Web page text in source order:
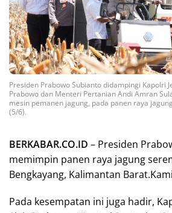
Presiden Prabowo Subianto didampingi Kapolri
Prabowo dan Menteri Pertanian Andi Amran
mesin pemanen jagung, pada panen raya
(5/6).
BERKABAR.CO.ID – Presiden
memimpin panen raya jagung
Bengkayang, Kalimantan
Pada kesempatan ini juga hadir,